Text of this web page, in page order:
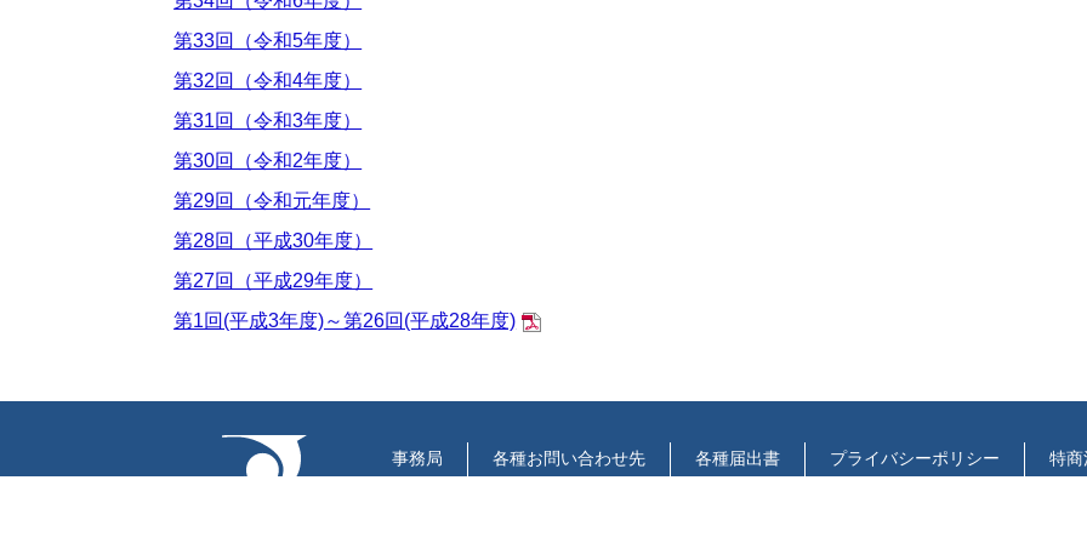
第33回（令和5年度）
第32回（令和4年度）
第31回（令和3年度）
第30回（令和2年度）
第29回（令和元年度）
第28回（平成30年度）
第27回（平成29年度）
第1回(平成3年度)～第26回(平成28年度)
事務局 各種お問い合わせ先 各種届出書 プライバシーポリシー 特商